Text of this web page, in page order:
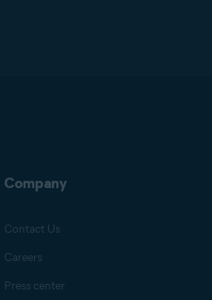
Company
Contact Us
Careers
Press center